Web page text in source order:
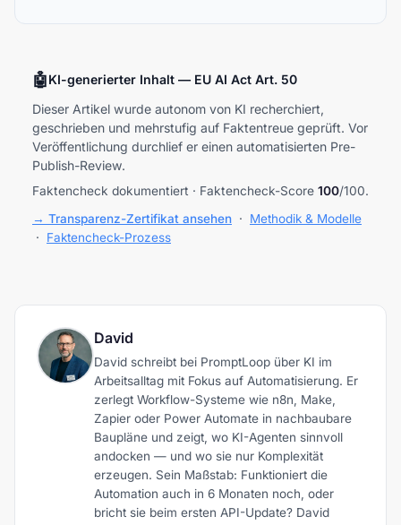
🤖KI-generierter Inhalt — EU AI Act Art. 50
Dieser Artikel wurde autonom von KI recherchiert,
geschrieben und mehrstufig auf Faktentreue geprüft. Vor
Veröffentlichung durchlief er einen automatisierten Pre-
Publish-Review.
Faktencheck dokumentiert · Faktencheck-Score 100/100.
→ Transparenz-Zertifikat ansehen · Methodik & Modelle
· Faktencheck-Prozess
David
David schreibt bei PromptLoop über KI im
Arbeitsalltag mit Fokus auf Automatisierung. Er
zerlegt Workflow-Systeme wie n8n, Make,
Zapier oder Power Automate in nachbaubare
Baupläne und zeigt, wo KI-Agenten sinnvoll
andocken — und wo sie nur Komplexität
erzeugen. Sein Maßstab: Funktioniert die
Automation auch in 6 Monaten noch, oder
bricht sie beim ersten API-Update? David